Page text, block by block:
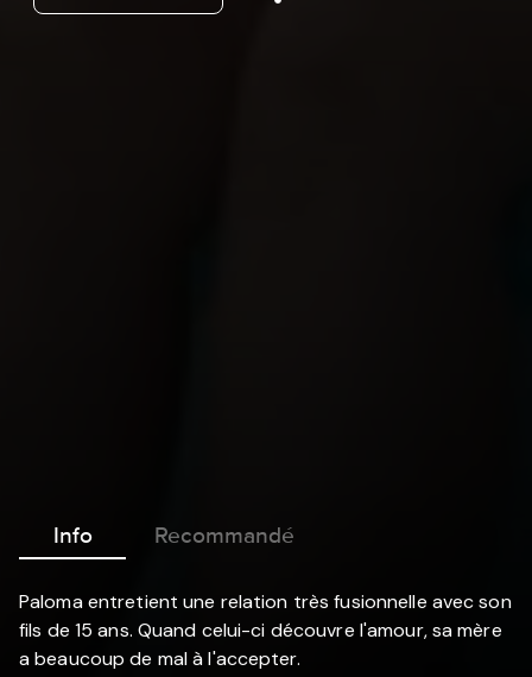
Info Recommandé
Paloma entretient une relation très fusionnelle avec son
fils de 15 ans. Quand celui-ci découvre l'amour, sa mère
a beaucoup de mal à l'accepter.